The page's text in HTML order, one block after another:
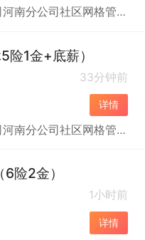
中国平安人寿保险股份有限公司河南分公司社区网格管理部
1金+底薪）
33分钟前
详情
中国平安人寿保险股份有限公司河南分公司社区网格管理部
险2金）
1小时前
详情